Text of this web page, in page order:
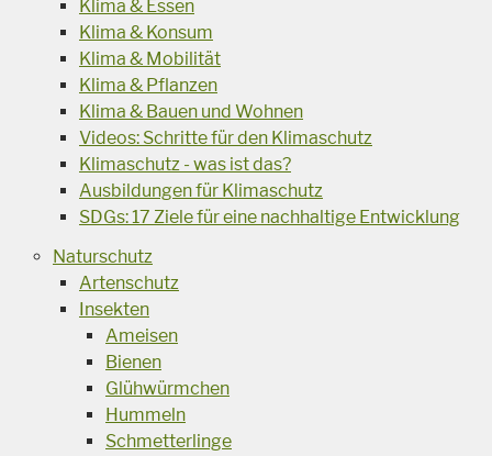
Klima & Essen
Klima & Konsum
Klima & Mobilität
Klima & Pflanzen
Klima & Bauen und Wohnen
Videos: Schritte für den Klimaschutz
Klimaschutz - was ist das?
Ausbildungen für Klimaschutz
SDGs: 17 Ziele für eine nachhaltige Entwicklung
Naturschutz
Artenschutz
Insekten
Ameisen
Bienen
Glühwürmchen
Hummeln
Schmetterlinge